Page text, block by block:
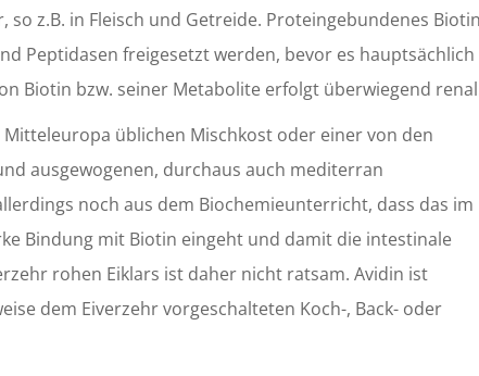
z.B. in Fleisch und Getreide. Proteingebundenes Biotin
Peptidasen freigesetzt werden, bevor es hauptsächlich
Biotin bzw. seiner Metabolite erfolgt überwiegend
üblichen Mischkost oder einer von den
ausgewogenen, durchaus auch mediterran
noch aus dem Biochemieunterricht, dass das im
Bindung mit Biotin eingeht und damit die intestinale
rohen Eiklars ist daher nicht ratsam. Avidin ist
dem Eiverzehr vorgeschalteten Koch-, Back- oder